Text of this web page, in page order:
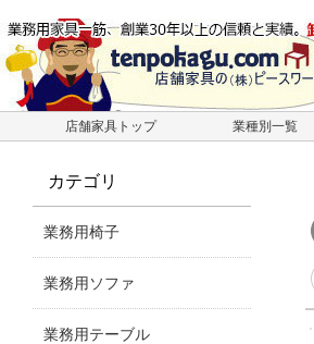
店舗家具トップ 業種別一覧
カテゴリ
業務用椅子
業務用ソファ
業務用テーブル